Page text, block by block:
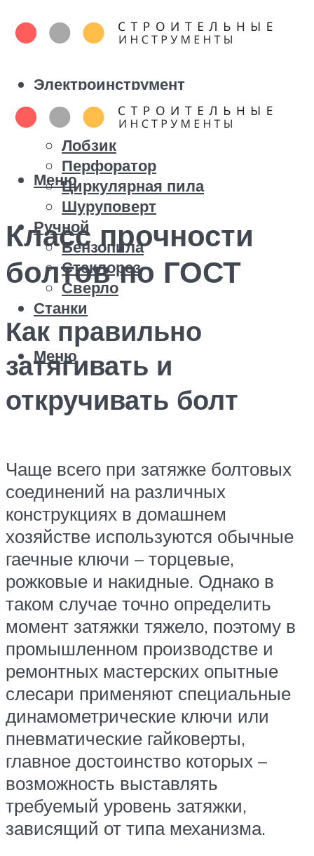
Электроинструмент
Болгарка
Дрель
Лобзик
Перфоратор
Циркулярная пила
Шуруповерт
Ручной
Бензопила
Стеклорез
Сверло
Станки
Меню
Меню
Класс прочности
болтов по ГОСТ
Как правильно
затягивать и
откручивать болт
Чаще всего при затяжке болтовых
соединений на различных
конструкциях в домашнем
хозяйстве используются обычные
гаечные ключи – торцевые,
рожковые и накидные. Однако в
таком случае точно определить
момент затяжки тяжело, поэтому в
промышленном производстве и
ремонтных мастерских опытные
слесари применяют специальные
динамометрические ключи или
пневматические гайковерты,
главное достоинство которых –
возможность выставлять
требуемый уровень затяжки,
зависящий от типа механизма.